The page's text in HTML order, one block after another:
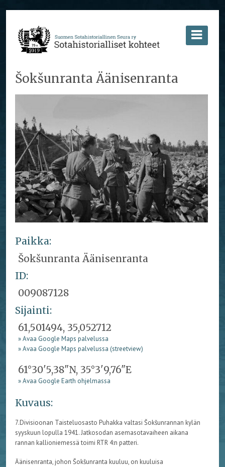
Šokšunranta Äänisenranta
Paikka:
Šokšunranta Äänisenranta
ID:
009087128
Sijainti:
61,501494, 35,052712
» Avaa Google Maps palvelussa
» Avaa Google Maps palvelussa (streetview)
61°30'5,38"N, 35°3'9,76"E
» Avaa Google Earth ohjelmassa
Kuvaus:
7.Divisioonan Taisteluosasto Puhakka valtasi Šokšunrannan kylän
syyskuun lopulla 1941. Jatkosodan asemasotavaiheen aikana
rannan kallioniemessä toimi RTR 4:n patteri.
Äänisenranta, johon Šokšunranta kuuluu, on kuuluisa